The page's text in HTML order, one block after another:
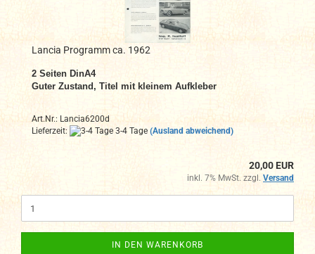
Lancia Programm ca. 1962
2 Seiten DinA4
Guter Zustand, Titel mit kleinem Aufkleber
Art.Nr.: Lancia6200d
Lieferzeit:
3-4 Tage (Ausland abweichend)
20,00 EUR
inkl. 7% MwSt. zzgl. Versand
IN DEN WARENKORB